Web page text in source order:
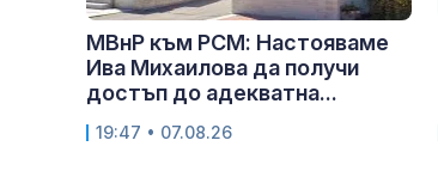
МВнР към РСМ: Настояваме
Ива Михаилова да получи
достъп до адекватна...
19:47 • 07.08.26